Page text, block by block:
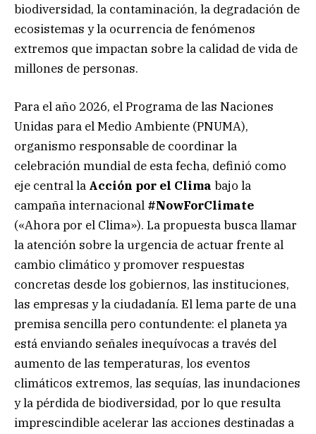
biodiversidad, la contaminación, la degradación de
ecosistemas y la ocurrencia de fenómenos
extremos que impactan sobre la calidad de vida de
millones de personas.
Para el año 2026, el Programa de las Naciones
Unidas para el Medio Ambiente (PNUMA),
organismo responsable de coordinar la
celebración mundial de esta fecha, definió como
eje central la Acción por el Clima bajo la
campaña internacional #NowForClimate
(«Ahora por el Clima»). La propuesta busca llamar
la atención sobre la urgencia de actuar frente al
cambio climático y promover respuestas
concretas desde los gobiernos, las instituciones,
las empresas y la ciudadanía. El lema parte de una
premisa sencilla pero contundente: el planeta ya
está enviando señales inequívocas a través del
aumento de las temperaturas, los eventos
climáticos extremos, las sequías, las inundaciones
y la pérdida de biodiversidad, por lo que resulta
imprescindible acelerar las acciones destinadas a